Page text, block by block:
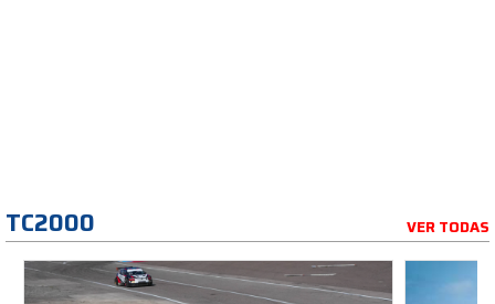
TC2000 VER TODAS